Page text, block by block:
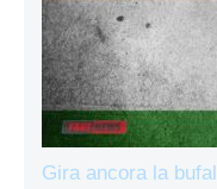
Gira ancora la